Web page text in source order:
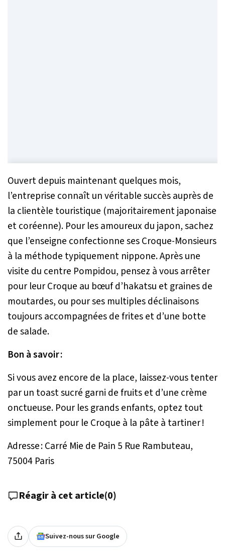
Ouvert depuis maintenant quelques mois,
l’entreprise connaît un véritable succès auprès de
la clientèle touristique (majoritairement japonaise
et coréenne). Pour les amoureux du japon, sachez
que l’enseigne confectionne ses Croque-Monsieurs
à la méthode typiquement nippone. Après une
visite du centre Pompidou, pensez à vous arrêter
pour leur Croque au bœuf d’hakatsu et graines de
moutardes, ou pour ses multiples déclinaisons
toujours accompagnées de frites et d’une botte
de salade.
Bon à savoir :
Si vous avez encore de la place, laissez-vous tenter
par un toast sucré garni de fruits et d’une crème
onctueuse. Pour les grands enfants, optez tout
simplement pour le Croque à la pâte à tartiner !
Adresse : Carré Mie de Pain 5 Rue Rambuteau,
75004 Paris
Réagir à cet article(0)
Suivez-nous sur Google